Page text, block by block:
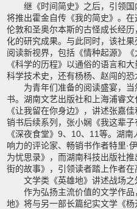
继《时间简史》之后，引领国
将推出霍金自传《我的简史》。
伦敦和圣奥尔本斯的古怪成长经
化的研究成果。与此同时，该社
阅读新视界，包括《情种起源》《
《科学的历程》以通俗的语言和
科学技术史，还有杨杨、赵闯的恐
为青年们准备的阅读盛宴，当
书。湖南文艺出版社和上海浦睿
《让我留在你身边》，讲述张嘉
销书后续系列，张小娴《我这辈子
《深夜食堂》9、10、11等。湖
响力的评论家、畅销书作者特里
为忧思录》，而湖南科技出版社
街的故事》，引领读者踏上作者在
文学类《英雄地》讲述战场之
作为弘扬主流价值的文学作品
地》将与另一部长篇纪实文学《